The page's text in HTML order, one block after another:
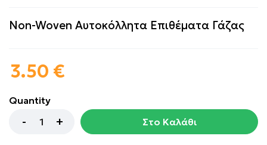
Non-Woven Αυτοκόλλητα Επιθέματα Γάζας
3.50 €
Quantity
Στο Καλάθι